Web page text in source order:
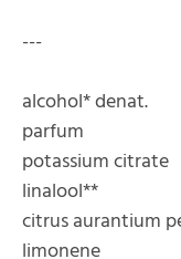
---
alcohol* denat.
parfum
potassium citrate
linalool**
citrus aurantium
limonene